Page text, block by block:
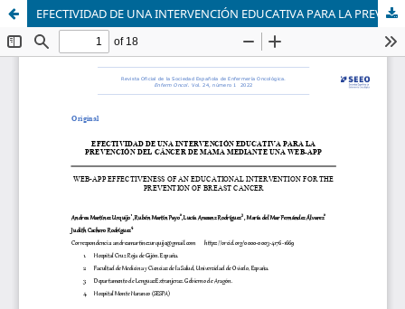
EFECTIVIDAD DE UNA INTERVENCIÓN EDUCATIVA PARA LA PREVENCIÓN DEL CÁNCER DE MAMA MEDIANTE UNA WEB-APP